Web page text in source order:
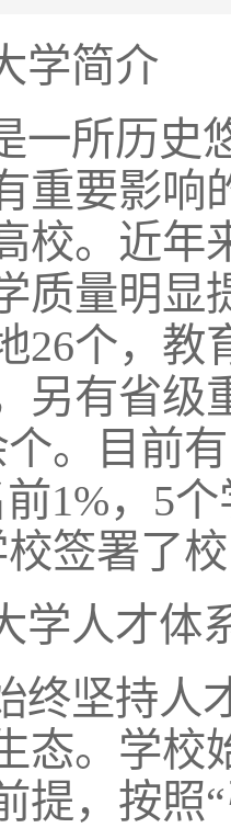
学简介
一所历史
重要影响
校。近年
质量明显
26个，教
另有省级
。目前
1%，5
校签署了
学人才体
终坚持人
态。学校
提，按照